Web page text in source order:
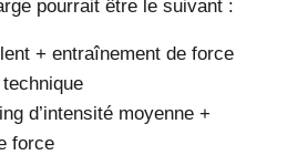
pourrait être le suivant :
+ entraînement de force
d’intensité moyenne +
force